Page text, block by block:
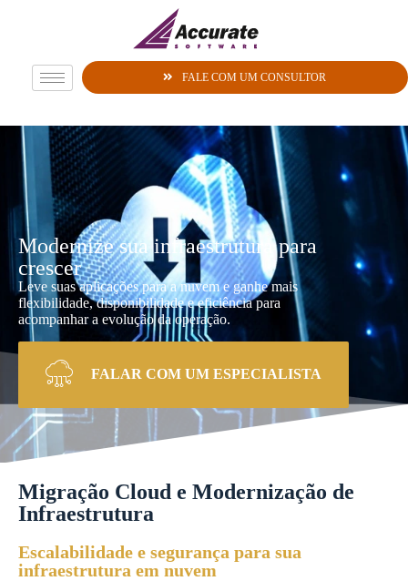
FALE COM UM CONSULTOR
Modernize sua infraestrutura para
crescer
Leve suas aplicações para a nuvem e ganhe mais
flexibilidade, disponibilidade e eficiência para
acompanhar a evolução da operação.
FALAR COM UM ESPECIALISTA
Migração Cloud e Modernização de
Infraestrutura
Escalabilidade e segurança para sua
infraestrutura em nuvem